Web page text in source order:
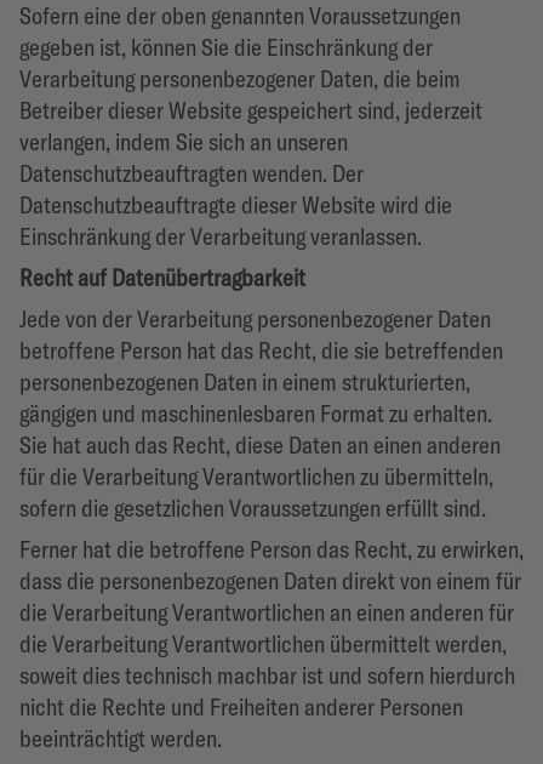
Sofern eine der oben genannten Voraussetzungen
gegeben ist, können Sie die Einschränkung der
Verarbeitung personenbezogener Daten, die beim
Betreiber dieser Website gespeichert sind, jederzeit
verlangen, indem Sie sich an unseren
Datenschutzbeauftragten wenden. Der
Datenschutzbeauftragte dieser Website wird die
Einschränkung der Verarbeitung veranlassen.
Recht auf Datenübertragbarkeit
Jede von der Verarbeitung personenbezogener Daten
betroffene Person hat das Recht, die sie betreffenden
personenbezogenen Daten in einem strukturierten,
gängigen und maschinenlesbaren Format zu erhalten.
Sie hat auch das Recht, diese Daten an einen anderen
für die Verarbeitung Verantwortlichen zu übermitteln,
sofern die gesetzlichen Voraussetzungen erfüllt sind.
Ferner hat die betroffene Person das Recht, zu erwirken,
dass die personenbezogenen Daten direkt von einem für
die Verarbeitung Verantwortlichen an einen anderen für
die Verarbeitung Verantwortlichen übermittelt werden,
soweit dies technisch machbar ist und sofern hierdurch
nicht die Rechte und Freiheiten anderer Personen
beeinträchtigt werden.